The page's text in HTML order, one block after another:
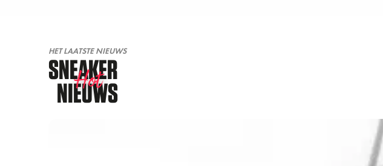
HET LAATSTE NIEUWS
SNEAKER
NIEUWS
Hot